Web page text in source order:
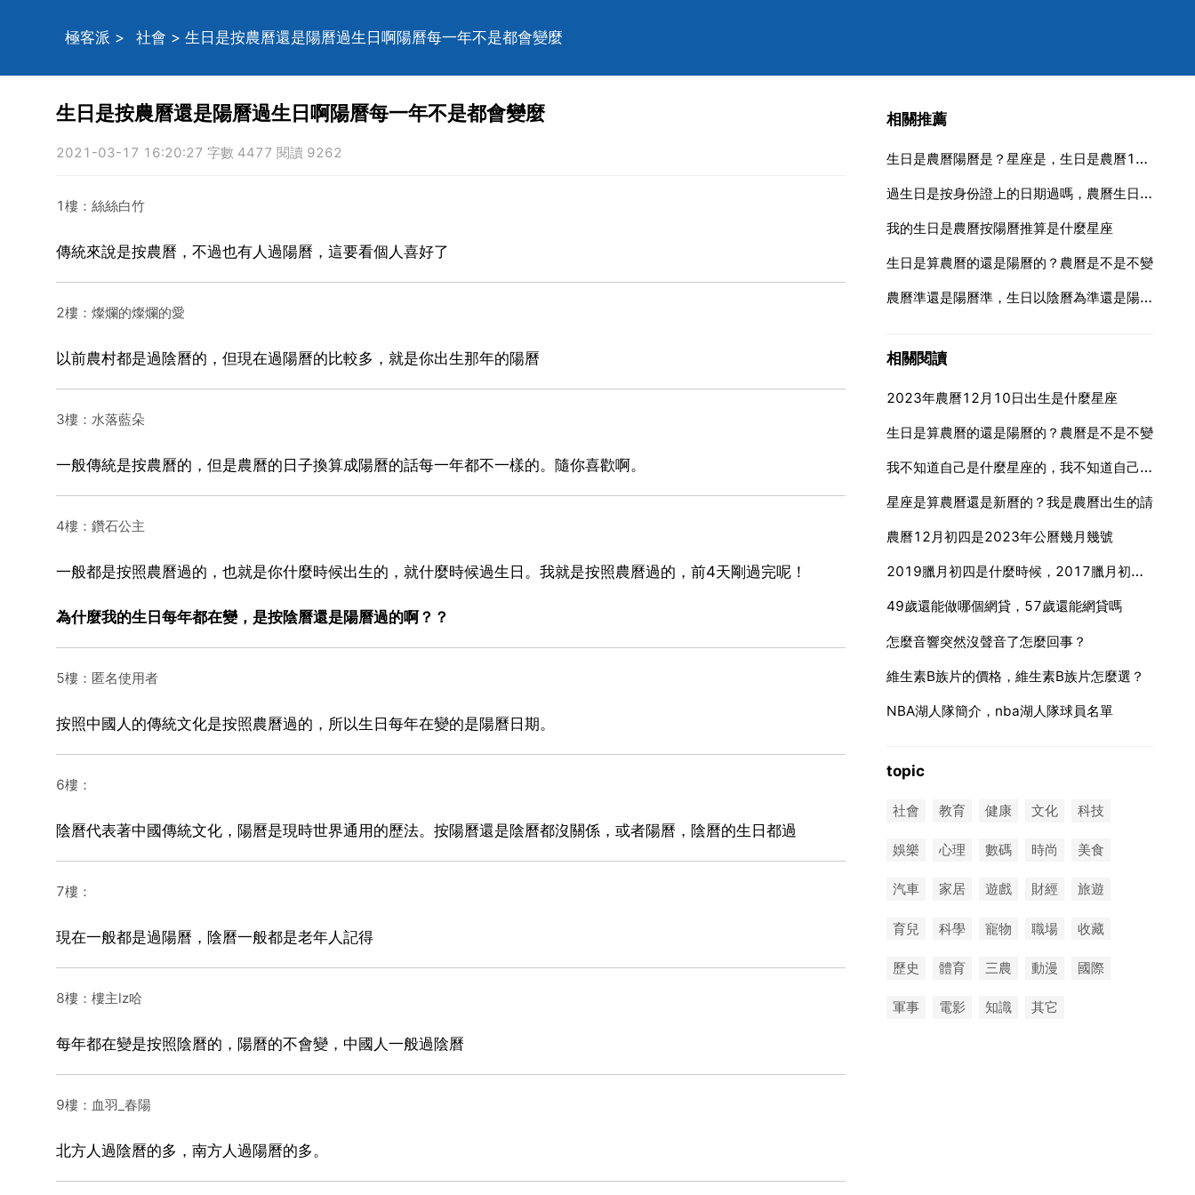
極客派 > 社會 > 生日是按農曆還是陽曆過生日啊陽曆每一年不是都會變麼
生日是按農曆還是陽曆過生日啊陽曆每一年不是都會變麼
2021-03-17 16:20:27 字數 4477 閱讀 9262
1樓：絲絲白竹
傳統來說是按農曆，不過也有人過陽曆，這要看個人喜好了
2樓：燦爛的燦爛的愛
以前農村都是過陰曆的，但現在過陽曆的比較多，就是你出生那年的陽曆
3樓：水落藍朵
一般傳統是按農曆的，但是農曆的日子換算成陽曆的話每一年都不一樣的。隨你喜歡啊。
4樓：鑽石公主
一般都是按照農曆過的，也就是你什麼時候出生的，就什麼時候過生日。我就是按照農曆過的，前4天剛過完呢！
為什麼我的生日每年都在變，是按陰曆還是陽曆過的啊？？
5樓：匿名使用者
按照中國人的傳統文化是按照農曆過的，所以生日每年在變的是陽曆日期。
6樓：
陰曆代表著中國傳統文化，陽曆是現時世界通用的歷法。按陽曆還是陰曆都沒關係，或者陽曆，陰曆的生日都過
7樓：
現在一般都是過陽曆，陰曆一般都是老年人記得
8樓：樓主lz哈
每年都在變是按照陰曆的，陽曆的不會變，中國人一般過陰曆
9樓：血羽_春陽
北方人過陰曆的多，南方人過陽曆的多。
相關推薦
生日是農曆陽曆是？星座是，生日是農曆1963年12月24日，陽曆是？星座是？
過生日是按身份證上的日期過嗎，農曆生日就是身份證上的日期？
我的生日是農曆按陽曆推算是什麼星座
生日是算農曆的還是陽曆的？農曆是不是不變
農曆準還是陽曆準，生日以陰曆為準還是陽曆準
相關閱讀
2023年農曆12月10日出生是什麼星座
生日是算農曆的還是陽曆的？農曆是不是不變
我不知道自己是什麼星座的，我不知道自己是什麼星座的了。
星座是算農曆還是新曆的？我是農曆出生的請
農曆12月初四是2023年公曆幾月幾號
2019臘月初四是什麼時候，2017臘月初四是什麼時候
49歲還能做哪個網貸，57歲還能網貸嗎
怎麼音響突然沒聲音了怎麼回事？
維生素B族片的價格，維生素B族片怎麼選？
NBA湖人隊簡介，nba湖人隊球員名單
topic
社會 教育 健康 文化 科技
娛樂 心理 數碼 時尚 美食
汽車 家居 遊戲 財經 旅遊
育兒 科學 寵物 職場 收藏
歷史 體育 三農 動漫 國際
軍事 電影 知識 其它